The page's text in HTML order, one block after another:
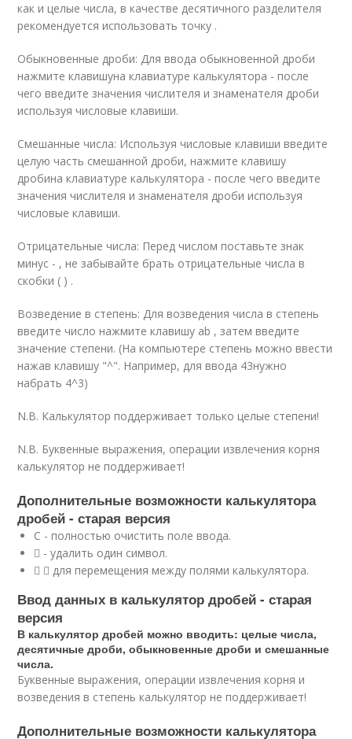
как и целые числа, в качестве десятичного разделителя
рекомендуется использовать точку .
Обыкновенные дроби: Для ввода обыкновенной дроби
нажмите клавишуна клавиатуре калькулятора - после
чего введите значения числителя и знаменателя дроби
используя числовые клавиши.
Смешанные числа: Используя числовые клавиши введите
целую часть смешанной дроби, нажмите клавишу
дробина клавиатуре калькулятора - после чего введите
значения числителя и знаменателя дроби используя
числовые клавиши.
Отрицательные числа: Перед числом поставьте знак
минус - , не забывайте брать отрицательные числа в
скобки ( ) .
Возведение в степень: Для возведения числа в степень
введите число нажмите клавишу ab , затем введите
значение степени. (На компьютере степень можно ввести
нажав клавишу "^". Например, для ввода 43нужно
набрать 4^3)
N.B. Калькулятор поддерживает только целые степени!
N.B. Буквенные выражения, операции извлечения корня
калькулятор не поддерживает!
Дополнительные возможности калькулятора
дробей - старая версия
С - полностью очистить поле ввода.
 - удалить один символ.
  для перемещения между полями калькулятора.
Ввод данных в калькулятор дробей - старая
версия
В калькулятор дробей можно вводить: целые числа,
десятичные дроби, обыкновенные дроби и смешанные
числа.
Буквенные выражения, операции извлечения корня и
возведения в степень калькулятор не поддерживает!
Дополнительные возможности калькулятора